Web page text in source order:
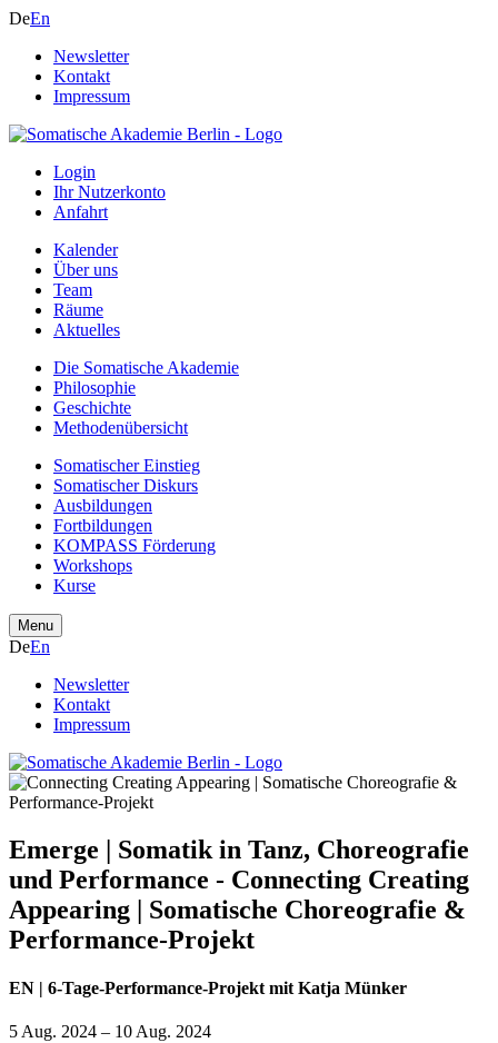
DeEn
Newsletter
Kontakt
Impressum
Login
Ihr Nutzerkonto
Anfahrt
Kalender
Über uns
Team
Räume
Aktuelles
Die Somatische Akademie
Philosophie
Geschichte
Methodenübersicht
Somatischer Einstieg
Somatischer Diskurs
Ausbildungen
Fortbildungen
KOMPASS Förderung
Workshops
Kurse
Menu
DeEn
Newsletter
Kontakt
Impressum
Emerge | Somatik in Tanz, Choreografie
und Performance - Connecting Creating
Appearing | Somatische Choreografie &
Performance-Projekt
EN | 6-Tage-Performance-Projekt mit Katja Münker
5 Aug. 2024 – 10 Aug. 2024